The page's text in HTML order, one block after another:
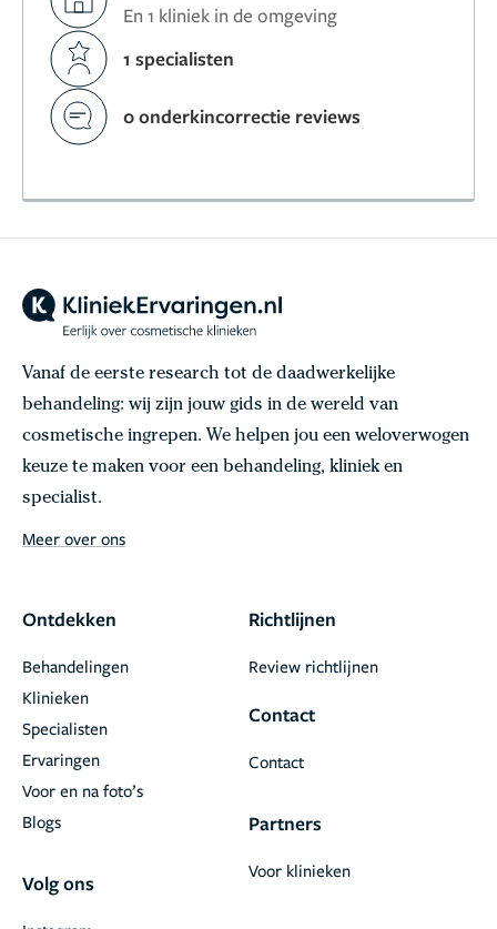
En 1 kliniek in de omgeving
1 specialisten
0 onderkincorrectie reviews
Vanaf de eerste research tot de daadwerkelijke
behandeling: wij zijn jouw gids in de wereld van
cosmetische ingrepen. We helpen jou een weloverwogen
keuze te maken voor een behandeling, kliniek en
specialist.
Meer over ons
Ontdekken
Behandelingen
Klinieken
Specialisten
Ervaringen
Voor en na foto’s
Blogs
Volg ons
Richtlijnen
Review richtlijnen
Contact
Contact
Partners
Voor klinieken